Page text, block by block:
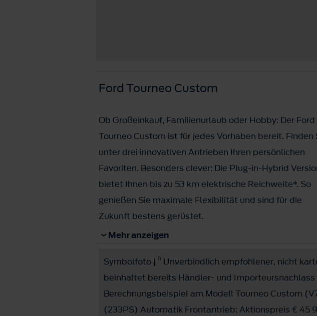
Ford Tourneo Custom
Ob Großeinkauf, Familienurlaub oder Hobby: Der Ford
Tourneo Custom ist für jedes Vorhaben bereit. Finden
unter drei innovativen Antrieben Ihren persönlichen
Favoriten. Besonders clever: Die Plug-in-Hybrid
bietet Ihnen bis zu 53 km elektrische Reichweite*. So
genießen Sie maximale Flexibilität und sind für die
Zukunft bestens gerüstet.
Für Unternehmer: vorsteuerabzugsberechtigt
Jetzt ab € 45.990,- bzw. € 259,- mtl. bei Leasing 1)!
Mehr anzeigen
Symbolfoto | 1) Unverbindlich empfohlener, nicht
beinhaltet bereits Händler- und
Berechnungsbeispiel am Modell Tourneo Custom
(233PS) Automatik Frontantrieb: Aktionspreis € 45